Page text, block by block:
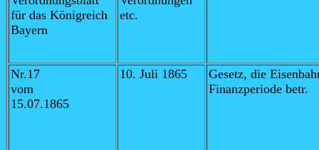
für das Königreich
Bayern
etc.
Nr.17
vom
15.07.1865
10. Juli 1865
Gesetz, die
Finanzperiode betr.